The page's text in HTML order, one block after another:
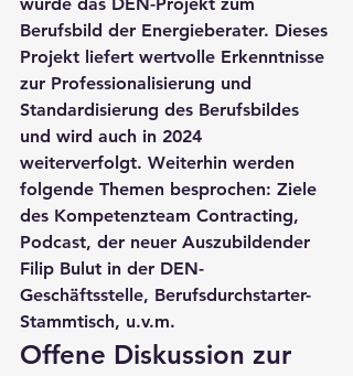
Berufsbild der Energieberater. Dieses
Projekt liefert wertvolle Erkenntnisse
zur Professionalisierung und
Standardisierung des Berufsbildes
und wird auch in 2024
weiterverfolgt. Weiterhin werden
folgende Themen besprochen: Ziele
des Kompetenzteam Contracting,
Podcast, der neuer Auszubildender
Filip Bulut in der DEN-
Geschäftsstelle, Berufsdurchstarter-
Stammtisch, u.v.m.
Offene Diskussion zur